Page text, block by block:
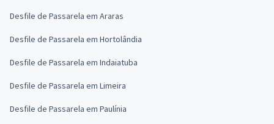
Desfile de Passarela em Araras
Desfile de Passarela em Hortolândia
Desfile de Passarela em Indaiatuba
Desfile de Passarela em Limeira
Desfile de Passarela em Paulínia